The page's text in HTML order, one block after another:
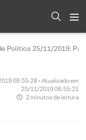
Política 25/11/2019:
08:55:28 • Atualizado em
25/11/2019 08:55:21
2 minutos de leitura